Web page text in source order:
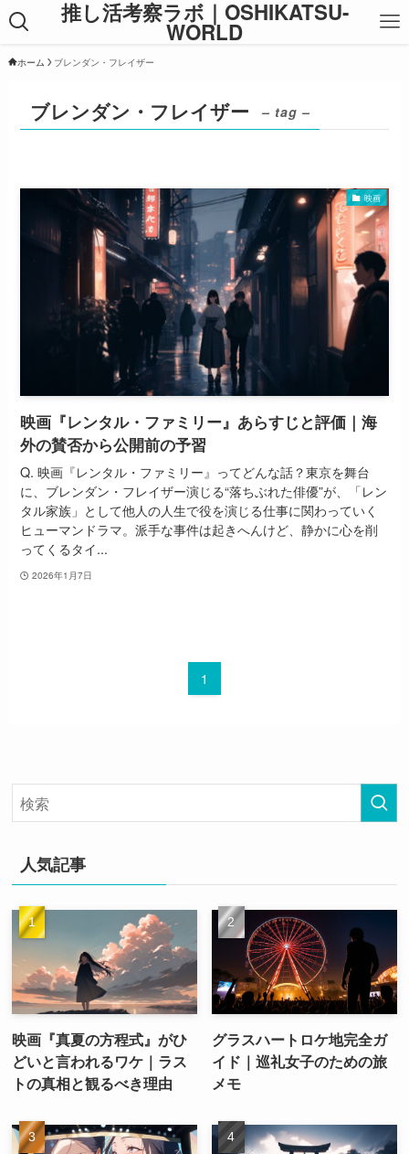
推し活考察ラボ｜OSHIKATSU-
WORLD
ホーム ブレンダン・フレイザー
ブレンダン・フレイザー – tag –
映画
映画『レンタル・ファミリー』あらすじと評価｜海
外の賛否から公開前の予習
Q. 映画『レンタル・ファミリー』ってどんな話？東京を舞台
に、ブレンダン・フレイザー演じる“落ちぶれた俳優”が、「レン
タル家族」として他人の人生で役を演じる仕事に関わっていく
ヒューマンドラマ。派手な事件は起きへんけど、静かに心を削
ってくるタイ...
2026年1月7日
1
人気記事
映画『真夏の方程式』がひ
どいと言われるワケ｜ラス
トの真相と観るべき理由
グラスハートロケ地完全ガ
イド｜巡礼女子のための旅
メモ